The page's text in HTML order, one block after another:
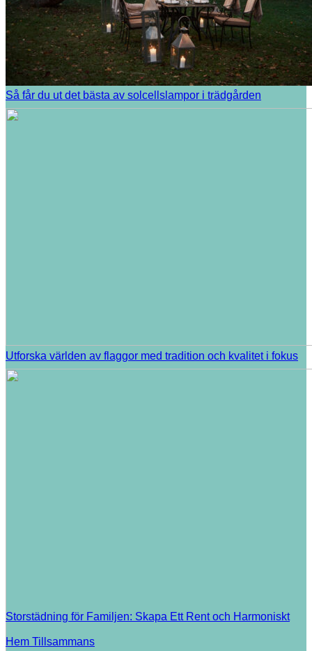
Så får du ut det bästa av solcellslampor i trädgården
Utforska världen av flaggor med tradition och kvalitet i fokus
Storstädning för Familjen: Skapa Ett Rent och Harmoniskt
Hem Tillsammans